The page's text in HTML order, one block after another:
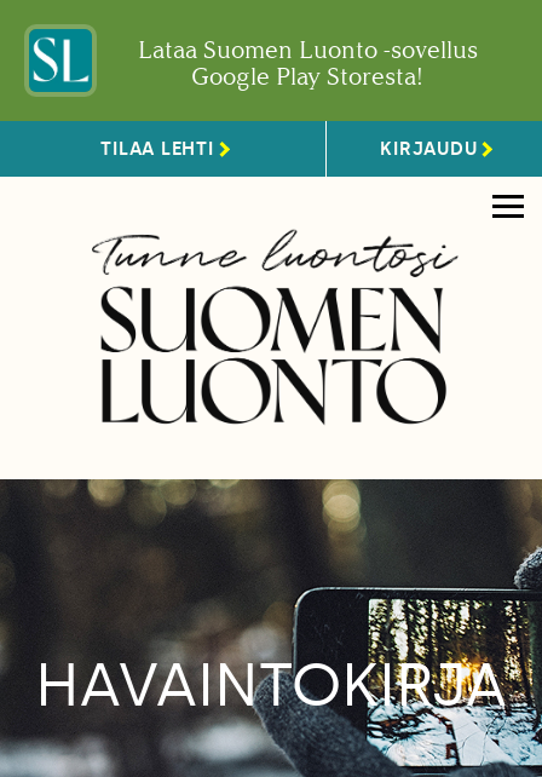
Lataa Suomen Luonto -sovellus
Google Play Storesta!
TILAA LEHTI KIRJAUDU
HAVAINTOKIRJA